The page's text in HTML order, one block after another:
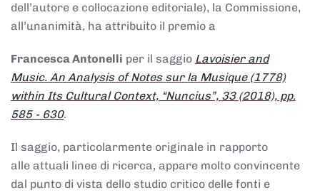
dell’autore e collocazione editoriale), la Commissione,
all’unanimità, ha attribuito il premio a
Francesca Antonelli per il saggio Lavoisier and
Music. An Analysis of Notes sur la Musique (1778)
within Its Cultural Context, “Nuncius”, 33 (2018), pp.
585 - 630.
Il saggio, particolarmente originale in rapporto
alle attuali linee di ricerca, appare molto convincente
dal punto di vista dello studio critico delle fonti e